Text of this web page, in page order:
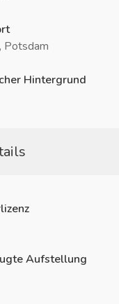
Potsdam
Hintergrund
Aufstellung